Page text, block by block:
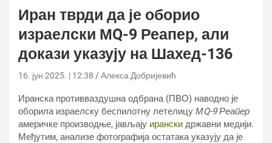
Иран тврди да је оборио
израелски МQ-9 Реапер, али
докази указују на Шахед-136
16. јун 2025. | 12:38 Алекса Добријевић
Иранска противваздушна одбрана (ПВО) наводно је
оборила израелску беспилотну летелицу МQ-9 Реапер
америчке производње, јављају ирански државни медији.
Међутим, анализе фотографија остатака указују да је